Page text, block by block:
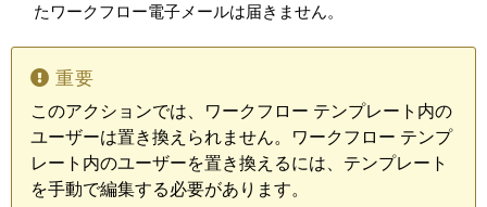
たワークフロー電子メールは届きません。
重要
このアクションでは、ワークフロー テンプレート内の
ユーザーは置き換えられません。ワークフロー テンプ
レート内のユーザーを置き換えるには、テンプレート
を手動で編集する必要があります。